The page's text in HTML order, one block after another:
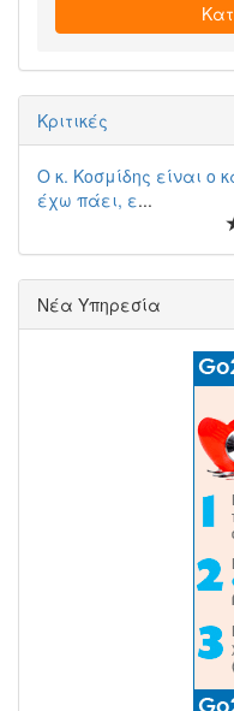
Κριτικές
Ο κ. Κοσμίδης είναι ο
έχω πάει, ε...
Νέα Υπηρεσία